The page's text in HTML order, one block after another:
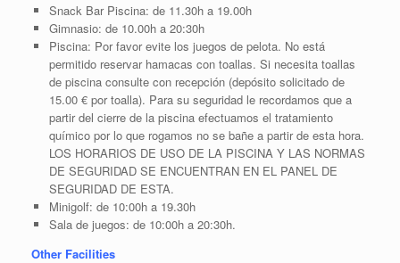
Snack Bar Piscina: de 11.30h a 19.00h
Gimnasio: de 10.00h a 20:30h
Piscina: Por favor evite los juegos de pelota. No está
permitido reservar hamacas con toallas. Si necesita toallas
de piscina consulte con recepción (depósito solicitado de
15.00 € por toalla). Para su seguridad le recordamos que a
partir del cierre de la piscina efectuamos el tratamiento
químico por lo que rogamos no se bañe a partir de esta hora.
LOS HORARIOS DE USO DE LA PISCINA Y LAS NORMAS
DE SEGURIDAD SE ENCUENTRAN EN EL PANEL DE
SEGURIDAD DE ESTA.
Minigolf: de 10:00h a 19.30h
Sala de juegos: de 10:00h a 20:30h.
Other Facilities